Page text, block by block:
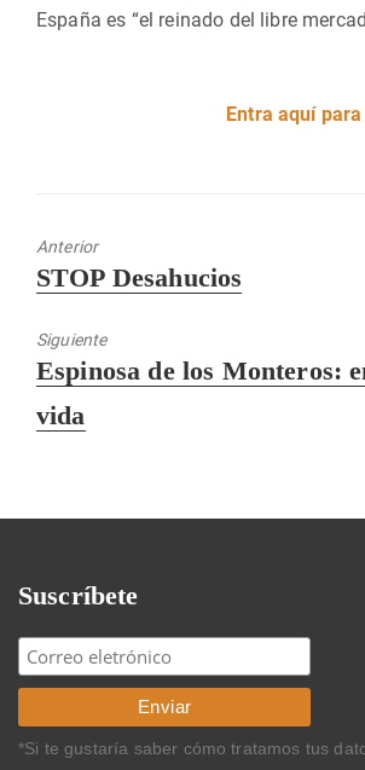
España es “el reinado del libre
Entra aquí
Anterior
Entrada
STOP Desahucios
Siguiente
Entrada
Espinosa de los Monteros:
vida
Suscríbete
*Si te gustaría saber cómo tratamos tus